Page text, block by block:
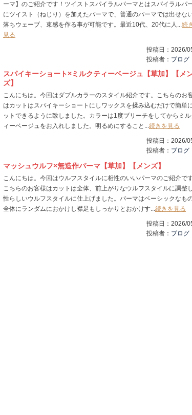
ーマ】のご紹介です！ツイストスパイラルパーマとはスパイラルパ
にツイスト（ねじり）を加えたパーマで、普通のパーマでは出せな
落ちウェーブ、束感を作る事が可能です。最近10代、20代に人...続
見る
投稿日： 2026/
投稿者： ブログ
スパイキーショート×ミルクティーベージュ【‎草加】【メ
ズ】
こんにちは。今回はダブルカラーのスタイル紹介です。こちらのお
はカットはスパイキーショートにしワックスを揉み込むだけで簡単
ットできるように致しました。カラーは1度ブリーチをしてからミル
ィーベージュをお入れしました。明るめにすること...続きを見る
投稿日： 2026/
投稿者： ブログ
マッシュウルフ×無造作パーマ【草加】【メンズ】
こんにちは。今回はウルフスタイルに相性のいいパーマのご紹介です
こちらのお客様はカットは全体、前上がりなウルフスタイルに調整
性らしいウルフスタイルに仕上げました。パーマはベーシックなも
全体にランダムにおかけし襟足もしっかりとおかけす...続きを見る
投稿日： 2026/
投稿者： ブログ